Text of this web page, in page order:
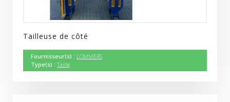
Tailleuse de côté
Fournisseur(s) : LOMMERS
Type(s) :Taille